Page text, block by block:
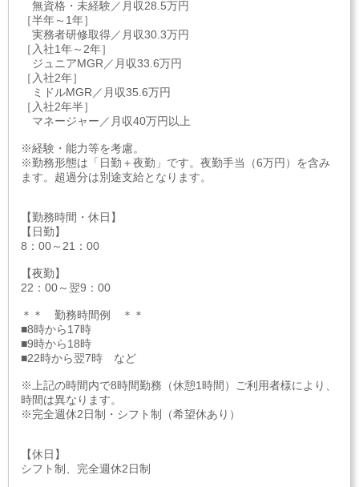
無資格・未経験／月収28.5万円
［半年～1年］
実務者研修取得／月収30.3万円
［入社1年～2年］
ジュニアMGR／月収33.6万円
［入社2年］
ミドルMGR／月収35.6万円
［入社2年半］
マネージャー／月収40万円以上
※経験・能力等を考慮。
※勤務形態は「日勤＋夜勤」です。夜勤手当（6万円）を含み
ます。超過分は別途支給となります。
【勤務時間・休日】
【日勤】
8：00～21：00
【夜勤】
22：00～翌9：00
＊＊ 勤務時間例 ＊＊
■8時から17時
■9時から18時
■22時から翌7時 など
※上記の時間内で8時間勤務（休憩1時間）ご利用者様により、
時間は異なります。
※完全週休2日制・シフト制（希望休あり）
【休日】
シフト制、完全週休2日制